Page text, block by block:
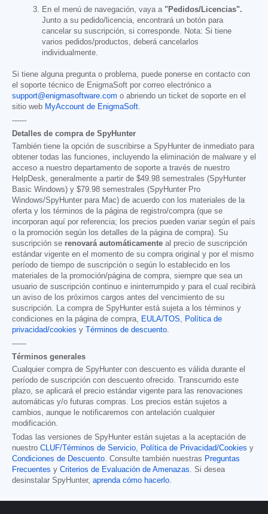
En el menú de navegación, vaya a "Pedidos/Licencias".
Junto a su pedido/licencia, encontrará un botón para
cancelar su suscripción, si corresponde. Nota: Si tiene
varios pedidos/productos, deberá cancelarlos
individualmente.
Si tiene alguna pregunta o problema, puede ponerse en contacto con
el soporte técnico de EnigmaSoft por correo electrónico a
support@enigmasoftware.com o abriendo un ticket de soporte en el
sitio web MyAccount de EnigmaSoft.
------
Detalles de compra de SpyHunter
También tiene la opción de suscribirse a SpyHunter de inmediato para
obtener todas las funciones, incluyendo la eliminación de malware y el
acceso a nuestro departamento de soporte a través de nuestro
HelpDesk, generalmente a partir de $49.98 semestrales (SpyHunter
Basic Windows) y $79.98 semestrales (SpyHunter Pro
Windows/SpyHunter para Mac) de acuerdo con los materiales de la
oferta y los términos de la página de registro/compra (que se
incorporan aquí por referencia; los precios pueden variar según el país
o la promoción según los detalles de la página de compra). Su
suscripción se renovará automáticamente al precio de suscripción
estándar vigente en el momento de su compra original y por el mismo
período de tiempo de suscripción o según lo establecido en los
materiales de la promoción/página de compra, siempre que sea un
usuario de suscripción continuo e ininterrumpido y para el cual recibirá
un aviso de los próximos cargos antes del vencimiento de su
suscripción. La compra de SpyHunter está sujeta a los términos y
condiciones en la página de compra, EULA/TOS, Política de
privacidad/cookies y Términos de descuento.
------
Términos generales
Cualquier compra de SpyHunter con descuento es válida durante el
período de suscripción con descuento ofrecido. Transcurrido este
plazo, se aplicará el precio estándar vigente para las renovaciones
automáticas y/o futuras compras. Los precios están sujetos a
cambios, aunque le notificaremos con antelación cualquier
modificación.
Todas las versiones de SpyHunter están sujetas a la aceptación de
nuestro CLUF/Términos de Servicio, Política de Privacidad/Cookies y
Condiciones de Descuento. Consulte también nuestras Preguntas
Frecuentes y Criterios de Evaluación de Amenazas. Si desea
desinstalar SpyHunter, aprenda cómo hacerlo.